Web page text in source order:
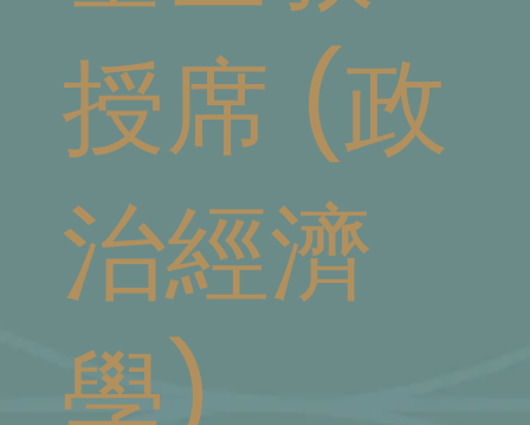
授席 (政
治經濟